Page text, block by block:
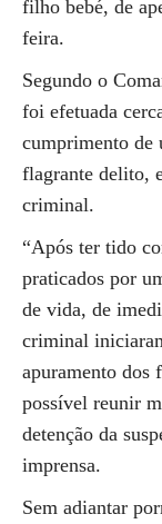
filho bebé, de
feira.
Segundo o
foi efetuada
cumprimento de
flagrante delito,
criminal.
“Após ter tido
praticados por
de vida, de
criminal
apuramento dos
possível reunir
detenção da
imprensa.
Sem adiantar